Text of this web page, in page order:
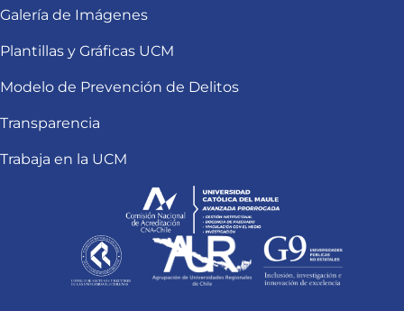
Galería de Imágenes
Plantillas y Gráficas UCM
Modelo de Prevención de Delitos
Transparencia
Trabaja en la UCM